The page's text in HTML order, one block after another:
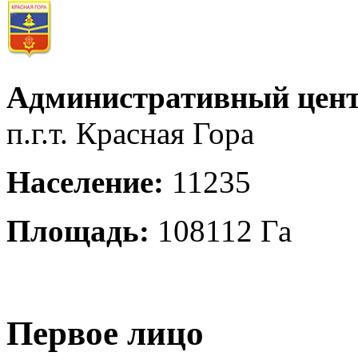
Административный
п.г.т. Красная Гора
Население: 11235
Площадь: 108112 Га
Первое лицо